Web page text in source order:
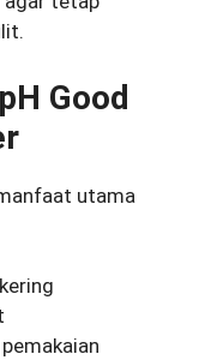
Good
utama